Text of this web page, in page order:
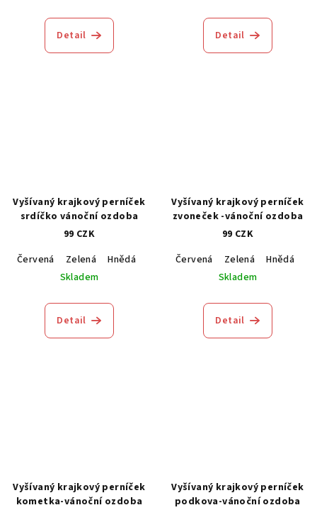
Detail Detail
Vyšívaný krajkový perníček
srdíčko vánoční ozdoba
99 CZK
Červená
Zelená Hnědá
Modrá
Skladem
Detail
Vyšívaný krajkový perníček
zvoneček -vánoční ozdoba
99 CZK
Červená
Zelená Hnědá
Skladem
Detail
Vyšívaný krajkový perníček
kometka-vánoční ozdoba
Vyšívaný krajkový perníček
podkova-vánoční ozdoba